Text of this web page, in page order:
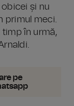
și nu
primul meci.
în urmă,
pe